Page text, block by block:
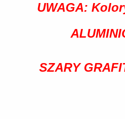
UWAGA:
SZARY